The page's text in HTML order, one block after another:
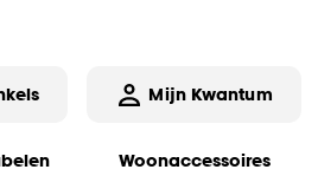
Mijn Kwantum
Woonaccessoires